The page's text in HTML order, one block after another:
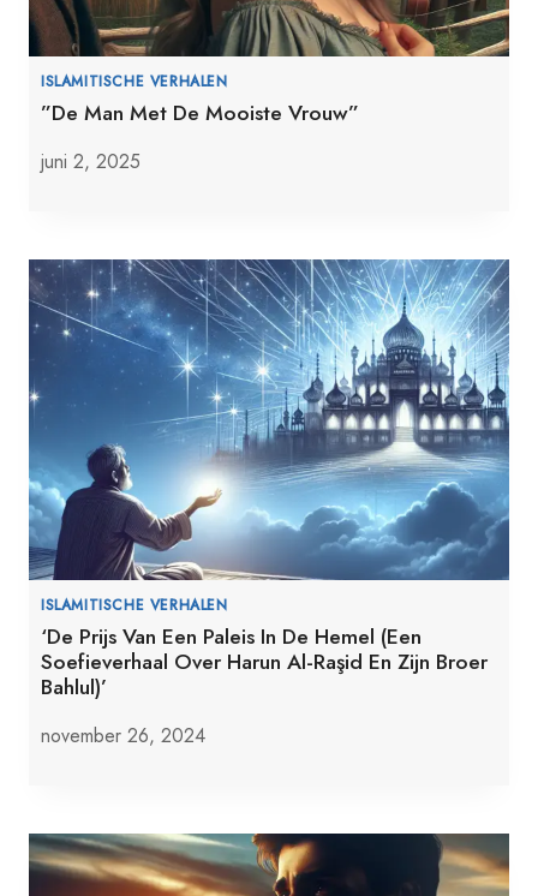
ISLAMITISCHE VERHALEN
”De Man Met De Mooiste Vrouw”
juni 2, 2025
ISLAMITISCHE VERHALEN
‘De Prijs Van Een Paleis In De Hemel (Een
Soefieverhaal Over Harun Al-Raşid En Zijn Broer
Bahlul)’
november 26, 2024